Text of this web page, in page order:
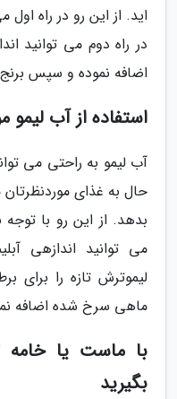
اید. از این رو در راه
در راه دوم می توانید
اضافه نموده و سپس
استفاده از آب لیمو
آب لیمو به راحتی می
حال به غذای
بدهد. از این رو با
می توانید اندازهی
لیموترش تازه را
ماهی سرخ شده اضافه
با ماست یا خامه
بگیرید